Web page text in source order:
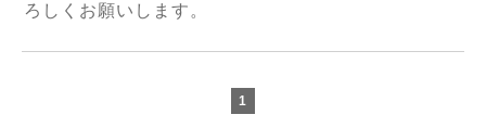
ろしくお願いします。
1